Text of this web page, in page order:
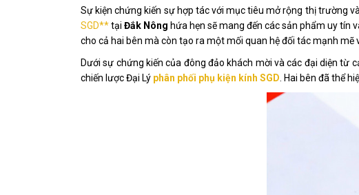
Sự kiện chứng kiến sự hợp tác với mục tiêu mở rộng thị trường
SGD**tạiĐắk Nông hứa hẹn sẽ mang đến các sản phẩm uy tín
cho cả hai bên mà còn tạo ra một mối quan hệ đối tác mạnh mẽ
Dưới sự chứng kiến của đông đảo khách mời và các đại diện từ
chiến lược Đại Lý phân phối phụ kiện kính SGD . Hai bên đã thể